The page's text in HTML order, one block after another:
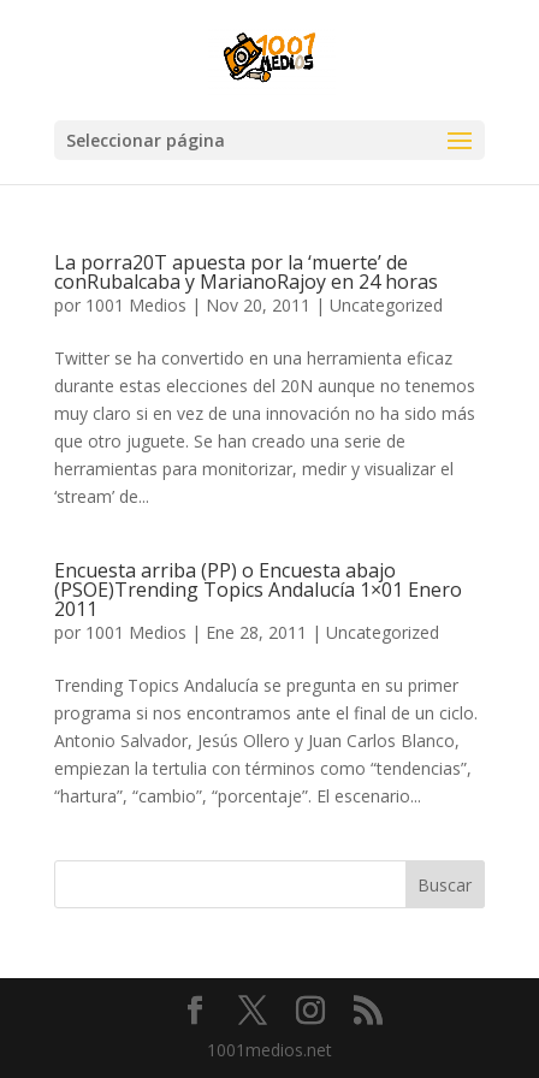
Seleccionar página
La porra20T apuesta por la ‘muerte’ de
conRubalcaba y MarianoRajoy en 24 horas
por 1001 Medios | Nov 20, 2011 | Uncategorized
Twitter se ha convertido en una herramienta eficaz
durante estas elecciones del 20N aunque no tenemos
muy claro si en vez de una innovación no ha sido más
que otro juguete. Se han creado una serie de
herramientas para monitorizar, medir y visualizar el
‘stream’ de...
Encuesta arriba (PP) o Encuesta abajo
(PSOE)Trending Topics Andalucía 1×01 Enero
2011
por 1001 Medios | Ene 28, 2011 | Uncategorized
Trending Topics Andalucía se pregunta en su primer
programa si nos encontramos ante el final de un ciclo.
Antonio Salvador, Jesús Ollero y Juan Carlos Blanco,
empiezan la tertulia con términos como “tendencias”,
“hartura”, “cambio”, “porcentaje”. El escenario...
1001medios.net